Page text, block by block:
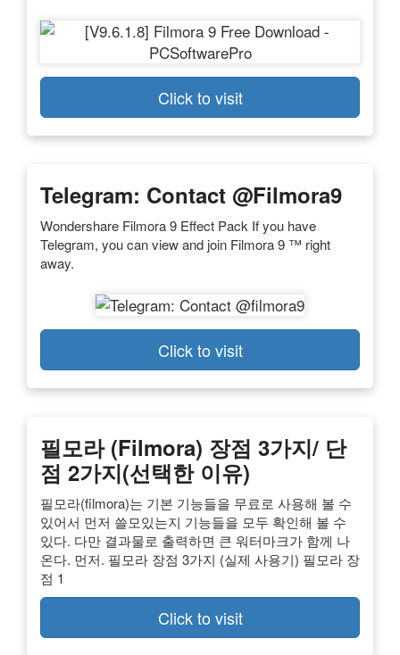
Click to visit
Telegram: Contact @filmora9
Wondershare Filmora 9 Effect Pack If you have
Telegram, you can view and join Filmora 9 ™ right
away.
Click to visit
필모라 (Filmora) 장점 3가지/ 단
점 2가지(선택한 이유)
필모라(filmora)는 기본 기능들을 무료로 사용해 볼 수
있어서 먼저 쓸모있는지 기능들을 모두 확인해 볼 수
있다. 다만 결과물로 출력하면 큰 워터마크가 함께 나
온다. 먼저. 필모라 장점 3가지 (실제 사용기) 필모라 장
점 1
Click to visit